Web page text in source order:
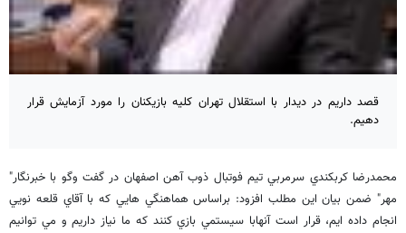
قصد داريم در ديدار با استقلال تهران كليه بازيكنان را مورد آزمايش قرار
دهيم.
محمدرضا كربكندي سرمربي تيم فوتبال ذوب آهن اصفهان در گفت وگو با خبرنگار"
مهر" ضمن بيان اين مطلب افزود: براساس هماهنگي هايي كه با آقاي قلعه نويي
انجام داده ايم، قرار است آنهابا سيستمي بازي كنند كه ما نياز داريم و مي توانيم